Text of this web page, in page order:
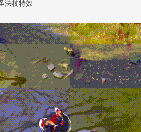
法杖特效